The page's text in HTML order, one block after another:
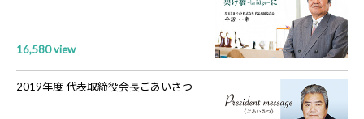
16,580 view
2019年度 代表取締役会長ごあいさつ